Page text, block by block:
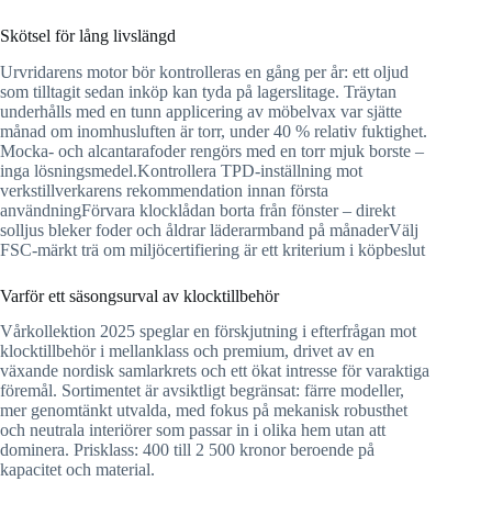
Skötsel för lång livslängd
Urvridarens motor bör kontrolleras en gång per år: ett oljud
som tilltagit sedan inköp kan tyda på lagerslitage. Träytan
underhålls med en tunn applicering av möbelvax var sjätte
månad om inomhusluften är torr, under 40 % relativ fuktighet.
Mocka- och alcantarafoder rengörs med en torr mjuk borste –
inga lösningsmedel.Kontrollera TPD-inställning mot
verkstillverkarens rekommendation innan första
användningFörvara klocklådan borta från fönster – direkt
solljus bleker foder och åldrar läderarmband på månaderVälj
FSC-märkt trä om miljöcertifiering är ett kriterium i köpbeslut
Varför ett säsongsurval av klocktillbehör
Vårkollektion 2025 speglar en förskjutning i efterfrågan mot
klocktillbehör i mellanklass och premium, drivet av en
växande nordisk samlarkrets och ett ökat intresse för varaktiga
föremål. Sortimentet är avsiktligt begränsat: färre modeller,
mer genomtänkt utvalda, med fokus på mekanisk robusthet
och neutrala interiörer som passar in i olika hem utan att
dominera. Prisklass: 400 till 2 500 kronor beroende på
kapacitet och material.